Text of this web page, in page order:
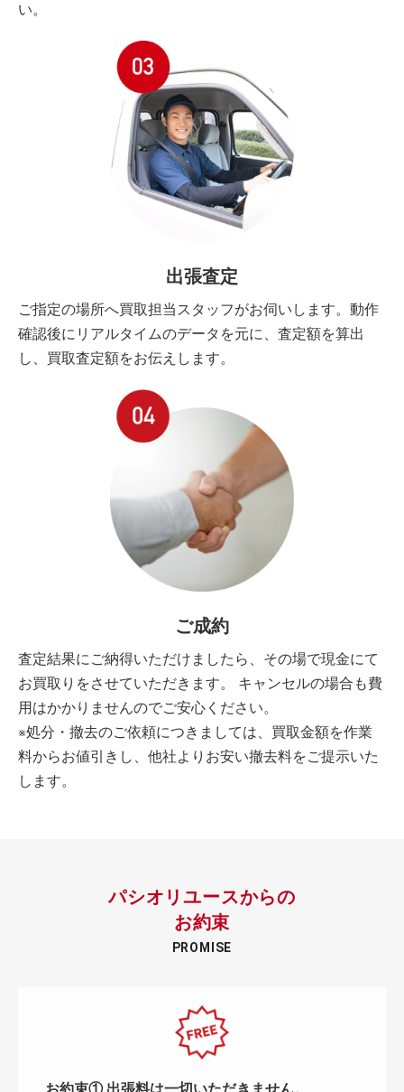
い。
出張査定
ご指定の場所へ買取担当スタッフがお伺いします。動作
確認後にリアルタイムのデータを元に、査定額を算出
し、買取査定額をお伝えします。
ご成約
査定結果にご納得いただけましたら、その場で現金にて
お買取りをさせていただきます。 キャンセルの場合も費
用はかかりませんのでご安心ください。
※処分・撤去のご依頼につきましては、買取金額を作業
料からお値引きし、他社よりお安い撤去料をご提示いた
します。
パシオリユースからの
お約束
PROMISE